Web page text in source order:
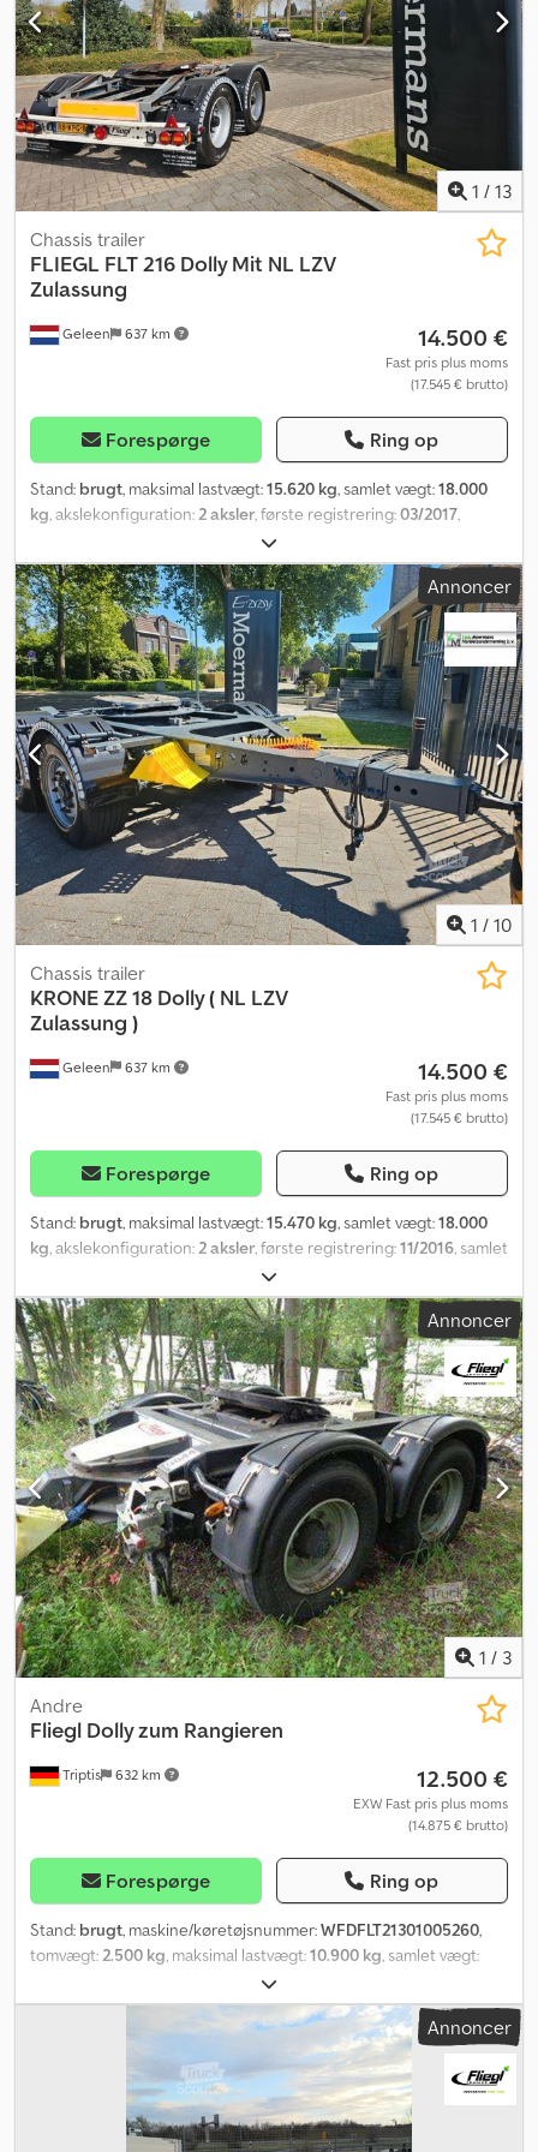
afvige og vise ekstraudstyr mod merpris. De angivne indvendige
mål er ca.-størrelser. Dwodpfx Ajwicfujp Ija Ekstra omkostninger til
køretøjspapirer og fragt kan forekomme ved nye køretøjer.
INDBYTNING MULIGT FOR NÆSTEN ALT! BYTTEHANDEL OG
EKSTRABETALING MULIG! Udstillingsplads: 58285 Gevelsberg, Am
Sinnerhoop 17 Åbningstider: Mandag-fredag 8.30 til 17.00, lørdag
8.30 til 14.00 Altid over 500 nye og brugte trailere på lager!
Pegasus Anhänger GmbH Am Sinnerhoop 17 58285 Gevelsberg
Tlf.: Fax:
1 / 13
Geleen 637 km
Chassis trailer
FLIEGL FLT 216 Dolly Mit NL LZV
Zulassung
14.500 €
Fast pris plus moms
(17.545 € brutto)
Forespørge Ring op
Stand: brugt, maksimal lastvægt:15.620 kg, samlet vægt:18.000
kg, akslekonfiguration:2 aksler, første registrering:03/2017,
, total højde:
2017, Udstyr:ABS, Fliegl FLT 216 2-akslet dolly Første registrering:
31-03-2017 2x BPW-aksler Luftaffjedring Dæk: 385/55 R22,5 ca. 30%
Tromlebremser med ABS og EBS Totalvægt: 18.000 kg, egenvægt:
2.380 kg, nyttelast: 13.620 kg Teleskopisk trækstang
Minimumsafstand mellem sætteplade og trækøje: 420 cm, kan
teleskoperes op til 500 cm (med 80 cm) Dwjdpfx Aswbxtxep Ija
Sættehøjde: ca. 115 cm Højde til trækøje: ca. 45-50 cm
Varmgalvaniseret chassis Godkendt til NL-dolly Forbehold for fejl
og mellemsalg.
Annoncer
1 / 10
Geleen 637 km
Chassis trailer
KRONEZZ 18 Dolly ( NL LZV
Zulassung )
14.500 €
Fast pris plus moms
(17.545 € brutto)
Forespørge Ring op
Stand: brugt, maksimal lastvægt:15.470 kg, samlet vægt:18.000
kg, akslekonfiguration:2 aksler, første registrering:11/2016, samlet
1.150 mm
Udstyr:ABS, Krone ZZ 2-akslet dolly Førstegangsregistrering: BPW
Eco aksler Luftaffjedring Dæk: 385/55 R22,5 ca. 45% Dwodpfx
Apowkb Haj Iea Skivebremser med ABS og EBS Totalvægt: 18.000
kg, egenvægt: 2.630 kg. Nyttelast: 15.470 kg. Drejeligt sædetøj
Afstand fra svingkrans til trækøje justerbar fra 330 til 370 cm.
Trækøje: 50 mm. Koblingshøjde: 65 cm. Med godkendelse til NL
LZV køretøjer Der tages forbehold for fejl og mellemsalg.
Annoncer
1 / 3
Triptis 632 km
Andre
Fliegl Dolly zum Rangieren
12.500 €
EXW Fast pris plus moms
(14.875 € brutto)
Forespørge Ring op
Stand: brugt, maskine/køretøjsnummer:WFDFLT21301005260,
tomvægt:2.500 kg, maksimal lastvægt:10.900 kg, samlet vægt:
2 aksler
dækstørrelse:285/70 R19,5", Yderligere oplysninger Chassis: Fin-
kornet stålsvejsekonstruktion, teleskopisk støttefod, stopklodser
med holder, stål-underkøringsværn, halvkappe-skærme
Anhængertilslutning tandem: Trækhjul med godkendt 50 mm
trækoje, mekanisk længdejusterbar trækhjul-underkobling Aksler:
BPW-skivebremseaksler, luftaffjedring med hæve- & sænkeventil,
Annoncer